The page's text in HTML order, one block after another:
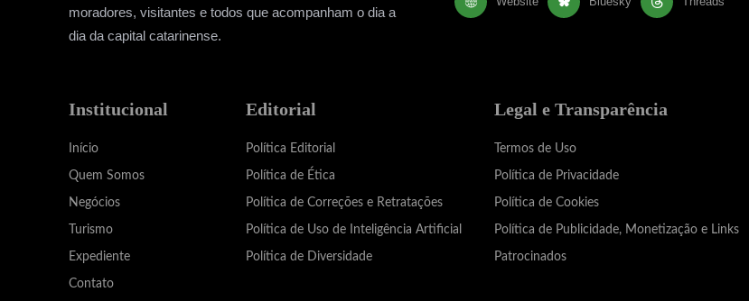
moradores, visitantes e todos que acompanham o dia a
dia da capital catarinense.
Institucional
Início
Quem Somos
Negócios
Turismo
Expediente
Contato
Editorial
Política Editorial
Política de Ética
Política de Correções e Retratações
Política de Uso de Inteligência Artificial
Política de Diversidade
Legal e Transparência
Termos de Uso
Política de Privacidade
Política de Cookies
Política de Publicidade, Monetização e Links
Patrocinados